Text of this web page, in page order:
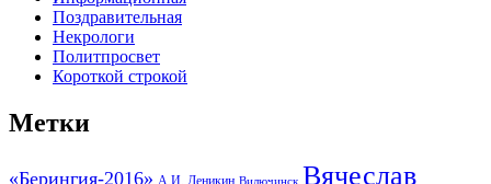
Поздравительная
Некрологи
Политпросвет
Короткой строкой
Метки
«Берингия-2016» А.И. Деникин Вилючинск Вячеслав